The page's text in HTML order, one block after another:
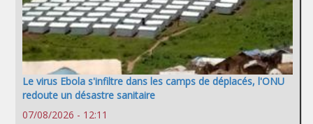
Le virus Ebola s'infiltre dans les camps de déplacés, l'ONU
redoute un désastre sanitaire
07/08/2026 - 12:11